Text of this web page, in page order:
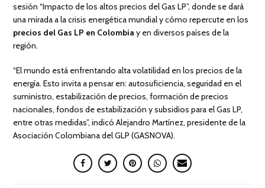
sesión “Impacto de los altos precios del Gas LP”, donde se dará
una mirada a la crisis energética mundial y cómo repercute en los
precios del Gas LP en Colombiay en diversos países de la
región.
“El mundo está enfrentando alta volatilidad en los precios de la
energía. Esto invita a pensar en: autosuficiencia, seguridad en el
suministro, estabilización de precios, formación de precios
nacionales, fondos de estabilización y subsidios para el Gas LP,
entre otras medidas”, indicó Alejandro Martínez, presidente de la
Asociación Colombiana del GLP (GASNOVA).